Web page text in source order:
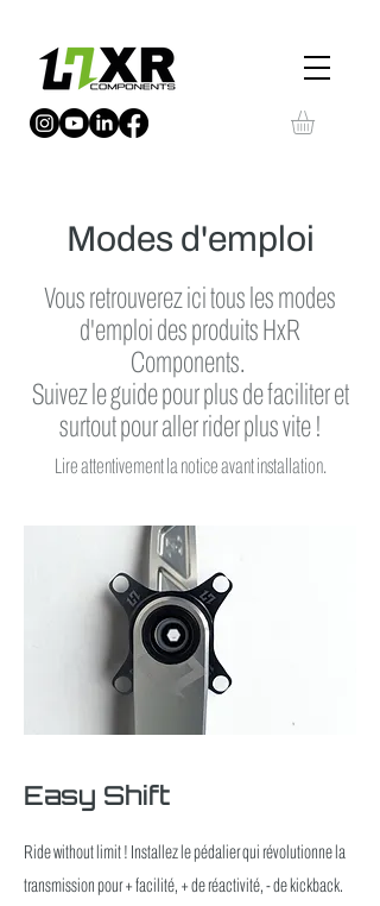
Modes d'emploi
Vous retrouverez ici tous les modes
d'emploi des produits HxR
Components.
Suivez le guide pour plus de faciliter et
surtout pour aller rider plus vite !
Lire attentivement la notice avant installation.
Easy Shift
Ride without limit ! Installez le pédalier qui révolutionne la
transmission pour + facilité, + de réactivité, - de kickback.